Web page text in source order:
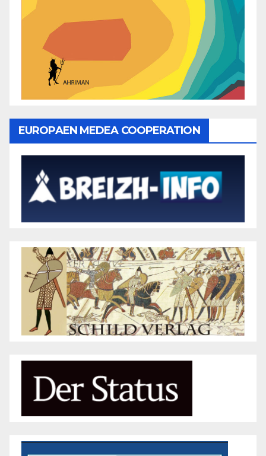
EUROPAEN MEDEA COOPERATION